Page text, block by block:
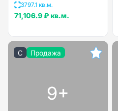
3797.1 кв.м.
71,106.9 ₽ кв.м.
C Продажа
9+